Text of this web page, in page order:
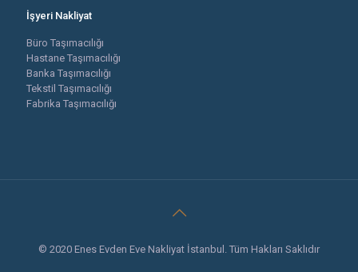
İşyeri Nakliyat
Büro Taşımacılığı
Hastane Taşımacılığı
Banka Taşımacılığı
Tekstil Taşımacılığı
Fabrika Taşımacılığı
© 2020 Enes Evden Eve Nakliyat İstanbul. Tüm Hakları Saklıdır